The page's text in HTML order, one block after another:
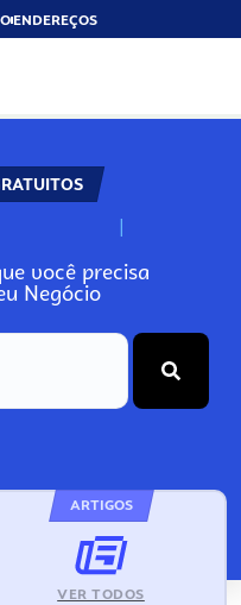
ENDEREÇOS
N
você precisa
Negócio
ARTIGOS
VER TODOS